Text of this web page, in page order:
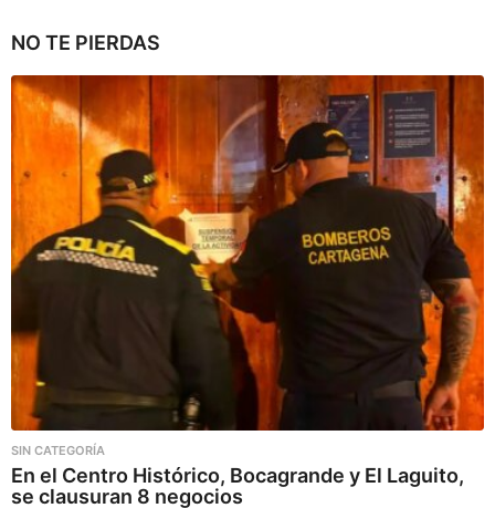
NO TE PIERDAS
SIN CATEGORÍA
En el Centro Histórico, Bocagrande y El Laguito,
se clausuran 8 negocios